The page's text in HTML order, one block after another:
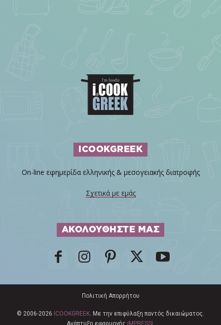
ICOOKGREEK
On-line εφημερίδα ελληνικής & μεσογειακής διατροφής
Σχετικά με εμάς
ΑΚΟΛΟΥΘΗΣΤΕ ΜΑΣ
Πολιτική Απορρήτου
© 2006-2026 ICOOKGREEK. Με την επιφύλαξη παντός δικαιώματος.
Ανάπτυξη εφαρμογής IMPRESSI